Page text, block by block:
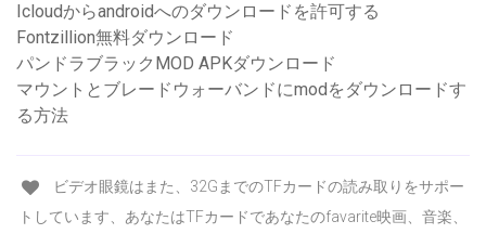
Icloudからandroidへのダウンロードを許可する
Fontzillion無料ダウンロード
パンドラブラックMOD APKダウンロード
マウントとブレードウォーバンドにmodをダウンロードす
る方法
ビデオ眼鏡はまた、32GまでのTFカードの読み取りをサポー
トしています、あなたはTFカードであなたのfavarite映画、音楽、